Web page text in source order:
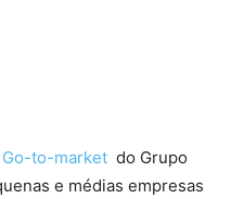
Go-to-market do Grupo
e médias empresas